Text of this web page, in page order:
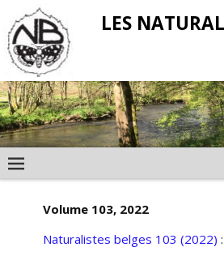
LES
Volume 103, 2022
Naturalistes belges 103 (2022)